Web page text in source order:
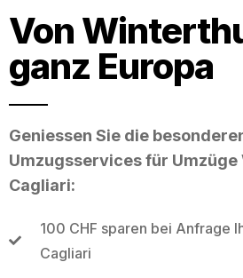
Von
ganz Europa
Geniessen Sie die
Umzugsservices für
Cagliari:
100 CHF sparen bei Anfrage
Cagliari